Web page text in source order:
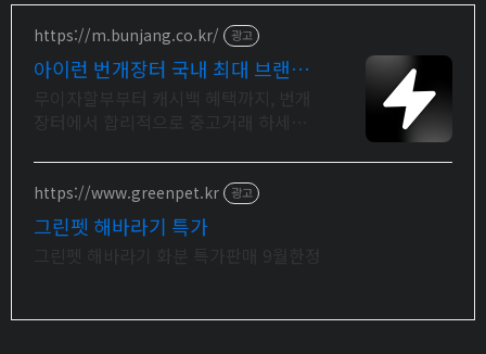
https://m.bunjang.co.kr/ 광고
아이런 번개장터 국내 최대 브랜드
품 매일 10만 개 이상의 신규 상품 업로
드
https://www.greenpet.kr 광고
그린펫 해바라기 특가